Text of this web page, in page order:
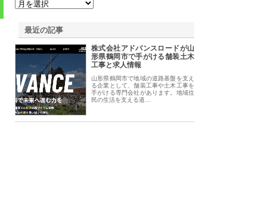
最近の記事
株式会社アドバンスロードが山
形県鶴岡市で手がける舗装土木
工事と求人情報
山形県鶴岡市で地域の道路基盤を支え
る企業として、舗装工事や土木工事を
手がける専門会社があります。地域住
民の生活を支える道…